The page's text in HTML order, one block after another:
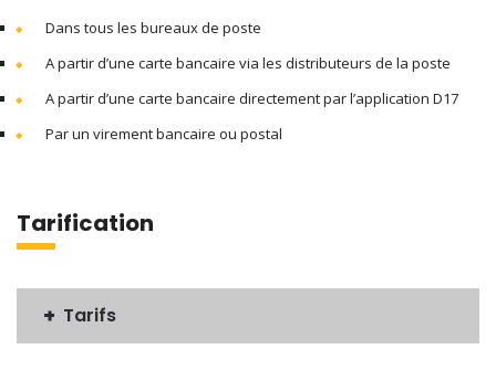
Dans tous les bureaux de poste
A partir d’une carte bancaire via les distributeurs de la poste
A partir d’une carte bancaire directement par l’application D17
Par un virement bancaire ou postal
Tarification
Tarifs